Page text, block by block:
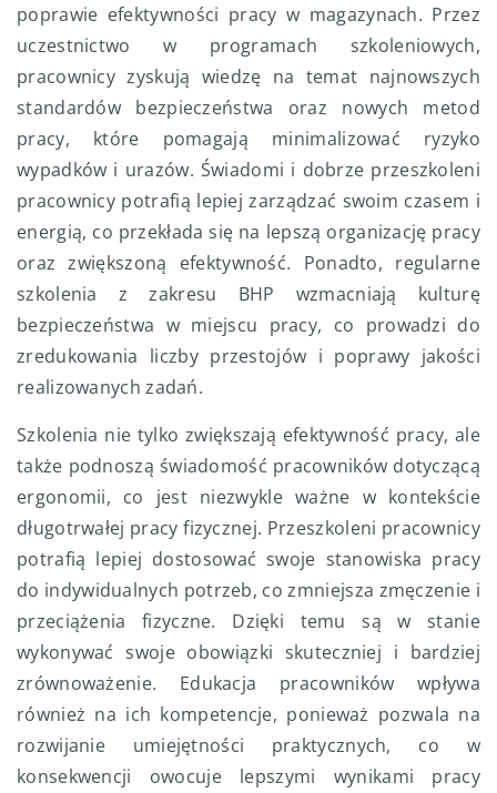
poprawie efektywności pracy w magazynach. Przez
uczestnictwo w programach szkoleniowych,
pracownicy zyskują wiedzę na temat najnowszych
standardów bezpieczeństwa oraz nowych metod
pracy, które pomagają minimalizować ryzyko
wypadków i urazów. Świadomi i dobrze przeszkoleni
pracownicy potrafią lepiej zarządzać swoim czasem i
energią, co przekłada się na lepszą organizację pracy
oraz zwiększoną efektywność. Ponadto, regularne
szkolenia z zakresu BHP wzmacniają kulturę
bezpieczeństwa w miejscu pracy, co prowadzi do
zredukowania liczby przestojów i poprawy jakości
realizowanych zadań.
Szkolenia nie tylko zwiększają efektywność pracy, ale
także podnoszą świadomość pracowników dotyczącą
ergonomii, co jest niezwykle ważne w kontekście
długotrwałej pracy fizycznej. Przeszkoleni pracownicy
potrafią lepiej dostosować swoje stanowiska pracy
do indywidualnych potrzeb, co zmniejsza zmęczenie i
przeciążenia fizyczne. Dzięki temu są w stanie
wykonywać swoje obowiązki skuteczniej i bardziej
zrównoważenie. Edukacja pracowników wpływa
również na ich kompetencje, ponieważ pozwala na
rozwijanie umiejętności praktycznych, co w
konsekwencji owocuje lepszymi wynikami pracy